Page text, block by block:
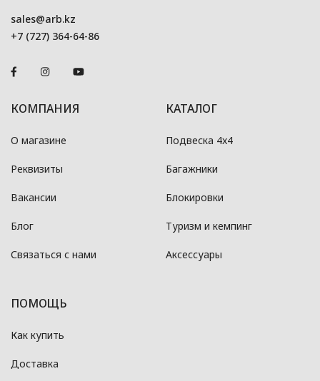
sales@arb.kz
+7 (727) 364-64-86
КОМПАНИЯ
О магазине
Реквизиты
Вакансии
Блог
Связаться с нами
КАТАЛОГ
Подвеска 4x4
Багажники
Блокировки
Туризм и кемпинг
Аксессуары
ПОМОЩЬ
Как купить
Доставка